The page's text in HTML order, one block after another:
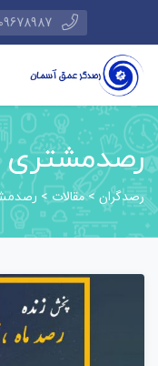
رصدمشتری
رصدگران>مقالات>